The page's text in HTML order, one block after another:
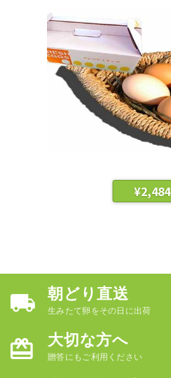
¥2,484
朝どり直送
生みたて卵をその日に出荷
大切な方へ
贈答にもご利用ください